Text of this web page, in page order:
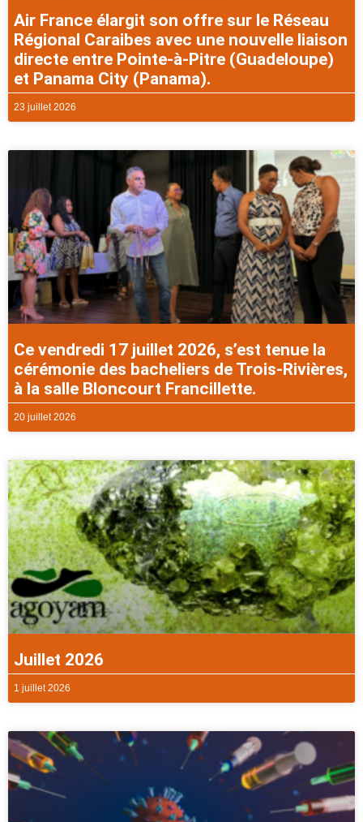
Air France élargit son offre sur le Réseau
Régional Caraibes avec une nouvelle liaison
directe entre Pointe-à-Pitre (Guadeloupe)
et Panama City (Panama).
23 juillet 2026
Ce vendredi 17 juillet 2026, s’est tenue la
cérémonie des bacheliers de Trois-Rivières,
à la salle Bloncourt Francillette.
20 juillet 2026
Juillet 2026
1 juillet 2026